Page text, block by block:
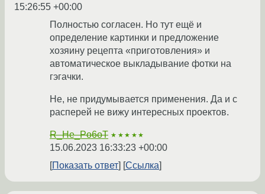
15:26:55 +00:00
Полностью согласен. Но тут ещё и
определение картинки и предложение
хозяину рецепта «приготовления» и
автоматическое выкладывание фотки на
гэгачки.
Не, не придумывается применения. Да и с
расперей не вижу интересных проектов.
R_He_Po6oT ★★★★★
15.06.2023 16:33:23 +00:00
Показать ответ
Ссылка